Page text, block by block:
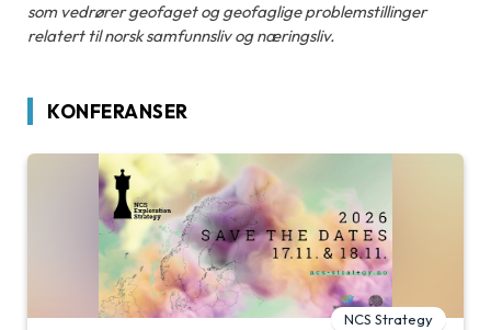
som vedrører geofaget og geofaglige problemstillinger
relatert til norsk samfunnsliv og næringsliv.
KONFERANSER
NCS Strategy